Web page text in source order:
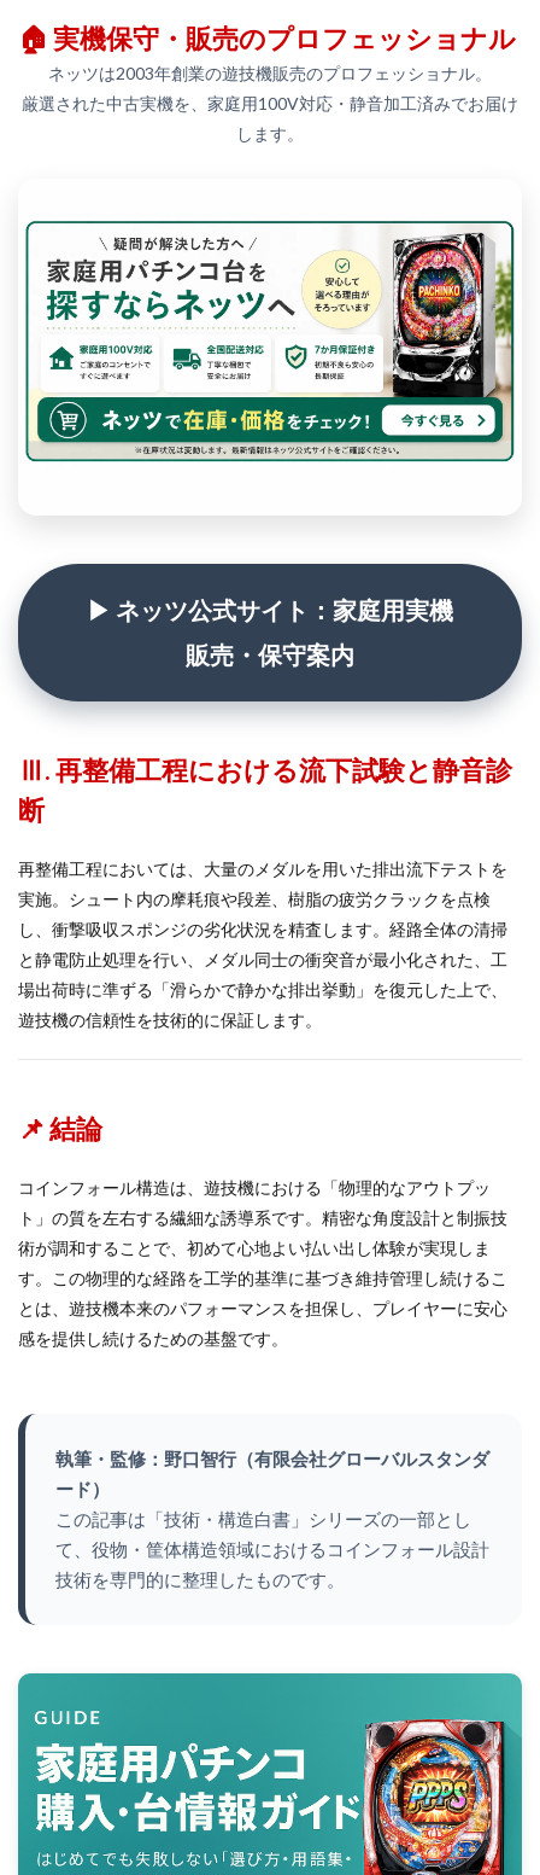
🏠 実機保守・販売のプロフェッショナル
ネッツは2003年創業の遊技機販売のプロフェッショナル。
厳選された中古実機を、家庭用100V対応・静音加工済みでお届け
します。
▶ ネッツ公式サイト：家庭用実機
販売・保守案内
Ⅲ. 再整備工程における流下試験と静音診
断
再整備工程においては、大量のメダルを用いた排出流下テストを
実施。シュート内の摩耗痕や段差、樹脂の疲労クラックを点検
し、衝撃吸収スポンジの劣化状況を精査します。経路全体の清掃
と静電防止処理を行い、メダル同士の衝突音が最小化された、工
場出荷時に準ずる「滑らかで静かな排出挙動」を復元した上で、
遊技機の信頼性を技術的に保証します。
📌 結論
コインフォール構造は、遊技機における「物理的なアウトプッ
ト」の質を左右する繊細な誘導系です。精密な角度設計と制振技
術が調和することで、初めて心地よい払い出し体験が実現しま
す。この物理的な経路を工学的基準に基づき維持管理し続けるこ
とは、遊技機本来のパフォーマンスを担保し、プレイヤーに安心
感を提供し続けるための基盤です。
執筆・監修：野口智行（有限会社グローバルスタンダ
ード）
この記事は「技術・構造白書」シリーズの一部とし
て、役物・筐体構造領域におけるコインフォール設計
技術を専門的に整理したものです。